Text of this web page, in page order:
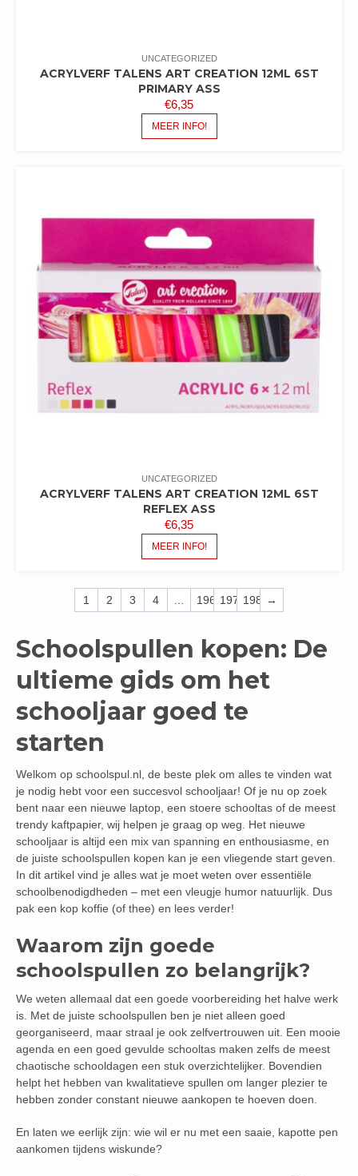
UNCATEGORIZED
ACRYLVERF TALENS ART CREATION 12ML 6ST
PRIMARY ASS
€6,35
MEER INFO!
UNCATEGORIZED
ACRYLVERF TALENS ART CREATION 12ML 6ST
REFLEX ASS
€6,35
MEER INFO!
1 2 3 4 … 196 197 198 →
Schoolspullen kopen: De
ultieme gids om het
schooljaar goed te
starten
Welkom op schoolspul.nl, de beste plek om alles te vinden wat
je nodig hebt voor een succesvol schooljaar! Of je nu op zoek
bent naar een nieuwe laptop, een stoere schooltas of de meest
trendy kaftpapier, wij helpen je graag op weg. Het nieuwe
schooljaar is altijd een mix van spanning en enthousiasme, en
de juiste schoolspullen kopen kan je een vliegende start geven.
In dit artikel vind je alles wat je moet weten over essentiële
schoolbenodigdheden – met een vleugje humor natuurlijk. Dus
pak een kop koffie (of thee) en lees verder!
Waarom zijn goede
schoolspullen zo belangrijk?
We weten allemaal dat een goede voorbereiding het halve werk
is. Met de juiste schoolspullen ben je niet alleen goed
georganiseerd, maar straal je ook zelfvertrouwen uit. Een mooie
agenda en een goed gevulde schooltas maken zelfs de meest
chaotische schooldagen een stuk overzichtelijker. Bovendien
helpt het hebben van kwalitatieve spullen om langer plezier te
hebben zonder constant nieuwe aankopen te hoeven doen.
En laten we eerlijk zijn: wie wil er nu met een saaie, kapotte pen
aankomen tijdens wiskunde?